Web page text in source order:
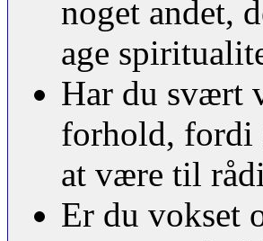
noget andet,
age
Har du svært
forhold, fordi
at være til
Er du vokset